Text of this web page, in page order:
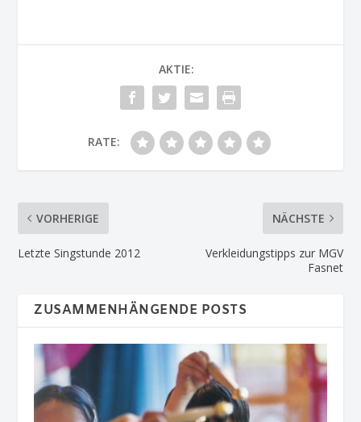
AKTIE:
RATE:
VORHERIGE
Letzte Singstunde 2012
NÄCHSTE
Verkleidungstipps zur MGV
Fasnet
ZUSAMMENHÄNGENDE POSTS